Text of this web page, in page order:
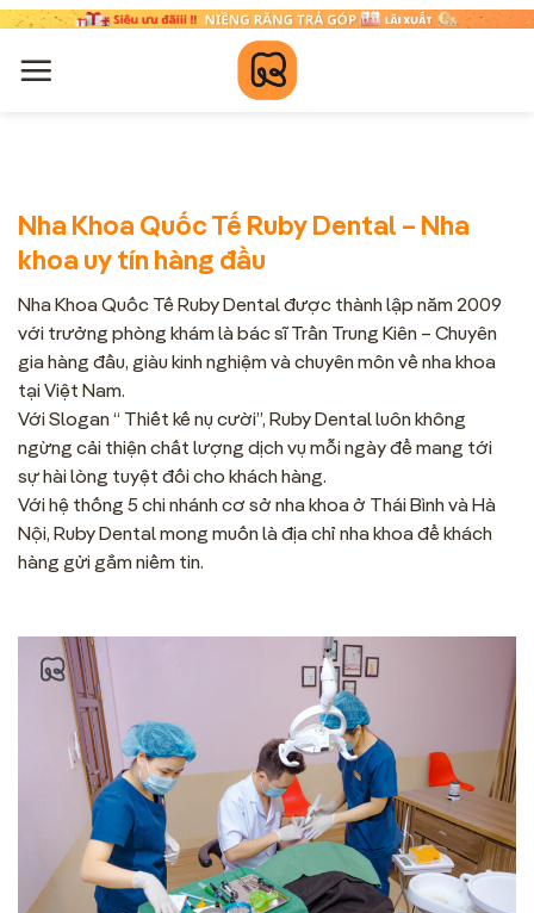
Chuyển
nội
Nha Khoa Quốc Tế Ruby Dental – Nha
khoa uy tín hàng đầu
Nha Khoa Quốc Tế Ruby Dental được thành lập năm 2009
với trưởng phòng khám là bác sĩ Trần Trung Kiên – Chuyên
gia hàng đầu, giàu kinh nghiệm và chuyên môn về nha khoa
tại Việt Nam.
Với Slogan “ Thiết kế nụ cười”, Ruby Dental luôn không
ngừng cải thiện chất lượng dịch vụ mỗi ngày để mang tới
sự hài lòng tuyệt đối cho khách hàng.
Với hệ thống 5 chi nhánh cơ sở nha khoa ở Thái Bình và Hà
Nội, Ruby Dental mong muốn là địa chỉ nha khoa để khách
hàng gửi gắm niềm tin.